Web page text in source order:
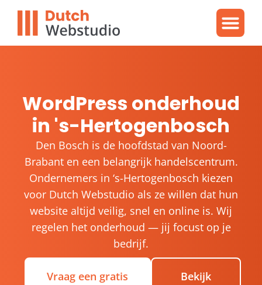
WordPress onderhoud
in 's-Hertogenbosch
Den Bosch is de hoofdstad van Noord-
Brabant en een belangrijk handelscentrum.
Ondernemers in ‘s-Hertogenbosch kiezen
voor Dutch Webstudio als ze willen dat hun
website altijd veilig, snel en online is. Wij
regelen het onderhoud — jij focust op je
bedrijf.
Vraag een gratis
Bekijk